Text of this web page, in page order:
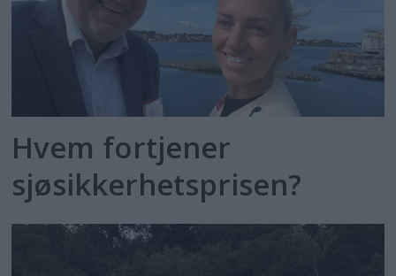
Hvem fortjener
sjøsikkerhetsprisen?